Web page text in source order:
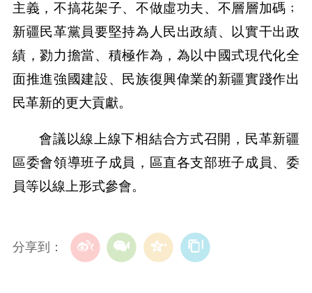
主義，不搞花架子、不做虛功夫、不層層加碼﹔
新疆民革黨員要堅持為人民出政績、以實干出政
績，勠力擔當、積極作為，為以中國式現代化全
面推進強國建設、民族復興偉業的新疆實踐作出
民革新的更大貢獻。
會議以線上線下相結合方式召開，民革新疆
區委會領導班子成員，區直各支部班子成員、委
員等以線上形式參會。
分享到：